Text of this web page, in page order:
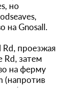
но
на Gnosall.
проезжая
Rd, затем
на ферму
(напротив